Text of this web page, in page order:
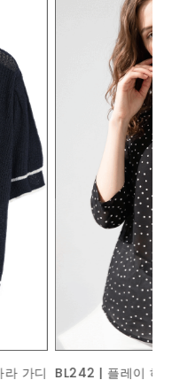
ACC367 | 콤비 브